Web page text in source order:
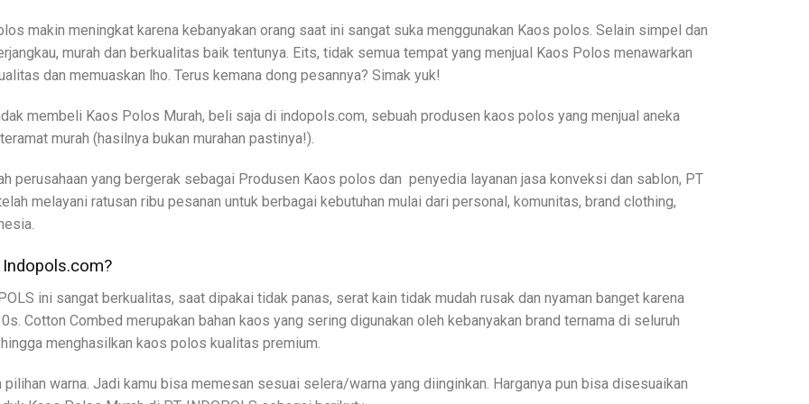
makin meningkat karena kebanyakan orang saat ini sangat suka menggunakan Kaos polos. Selain simpel dan
murah dan berkualitas baik tentunya. Eits, tidak semua tempat yang menjual Kaos Polos menawarkan
dan memuaskan lho. Terus kemana dong pesannya? Simak yuk!
membeli Kaos Polos Murah, beli saja di indopols.com, sebuah produsen kaos polos yang menjual aneka
murah (hasilnya bukan murahan pastinya!).
perusahaan yang bergerak sebagai Produsen Kaos polos dan penyedia layanan jasa konveksi dan sablon, PT
melayani ratusan ribu pesanan untuk berbagai kebutuhan mulai dari personal, komunitas, brand clothing,
ini sangat berkualitas, saat dipakai tidak panas, serat kain tidak mudah rusak dan nyaman banget karena
Cotton Combed merupakan bahan kaos yang sering digunakan oleh kebanyakan brand ternama di seluruh
menghasilkan kaos polos kualitas premium.
warna. Jadi kamu bisa memesan sesuai selera/warna yang diinginkan. Harganya pun bisa disesuaikan